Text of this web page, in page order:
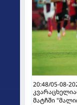
20:48/05-08-
მატჩში